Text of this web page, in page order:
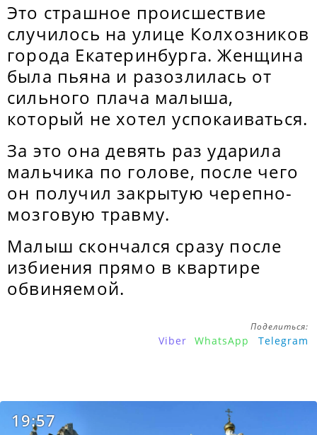
Это страшное происшествие
случилось на улице Колхозников
города Екатеринбурга. Женщина
была пьяна и разозлилась от
сильного плача малыша,
который не хотел успокаиваться.
За это она девять раз ударила
мальчика по голове, после чего
он получил закрытую черепно-
мозговую травму.
Малыш скончался сразу после
избиения прямо в квартире
обвиняемой.
Поделиться:
Viber WhatsApp Telegram
19:57